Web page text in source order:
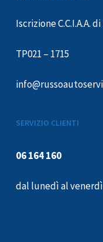
Iscrizione C.C.I.A.A.
TP021 – 1715
SERVIZIO CLIENTI
06 164 160
dal lunedì al venerdì: